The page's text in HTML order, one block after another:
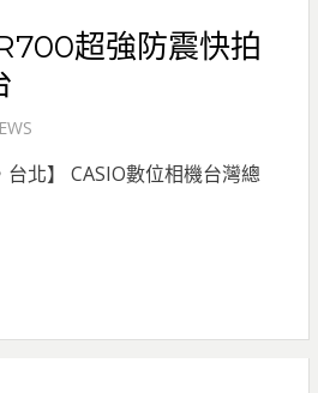
超強防震快拍
台北】 CASIO數位相機台灣總